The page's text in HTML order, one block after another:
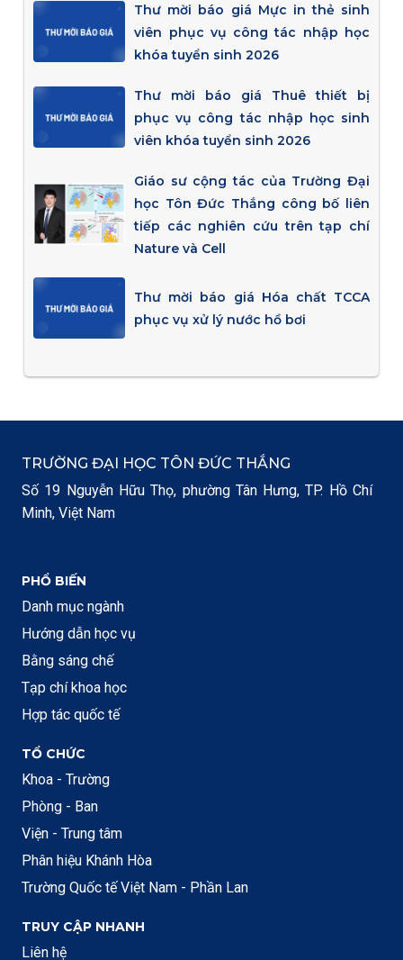
Thư mời báo giá Mực in thẻ sinh
viên phục vụ công tác nhập học
khóa tuyển sinh 2026
Thư mời báo giá Thuê thiết bị
phục vụ công tác nhập học sinh
viên khóa tuyển sinh 2026
Giáo sư cộng tác của Trường Đại
học Tôn Đức Thắng công bố liên
tiếp các nghiên cứu trên tạp chí
Nature và Cell
Thư mời báo giá Hóa chất TCCA
phục vụ xử lý nước hồ bơi
TRƯỜNG ĐẠI HỌC TÔN ĐỨC THẮNG
Số 19 Nguyễn Hữu Thọ, phường Tân Hưng, TP. Hồ Chí
Minh, Việt Nam
PHỔ BIẾN
Danh mục ngành
Hướng dẫn học vụ
Bằng sáng chế
Tạp chí khoa học
Hợp tác quốc tế
TỔ CHỨC
Khoa - Trường
Phòng - Ban
Viện - Trung tâm
Phân hiệu Khánh Hòa
Trường Quốc tế Việt Nam - Phần Lan
TRUY CẬP NHANH
Liên hệ